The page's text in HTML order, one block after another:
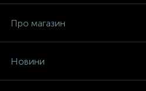
Про магазин
Новини